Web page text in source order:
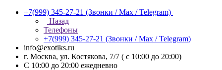
+7(999) 345-27-21 (Звонки / Max / Telegram)
Назад
Телефоны
+7(999) 345-27-21 (Звонки / Max / Telegram)
info@exotiks.ru
г. Москва, ул. Костякова, 7/7 ( с 10:00 до 20:00)
С 10:00 до 20:00 ежедневно